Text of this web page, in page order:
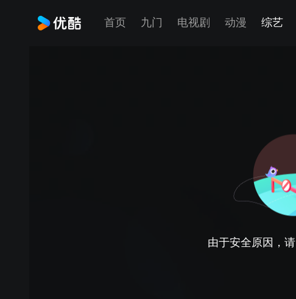
首页 九门 电视剧 动漫 综艺
由于安全原因，请